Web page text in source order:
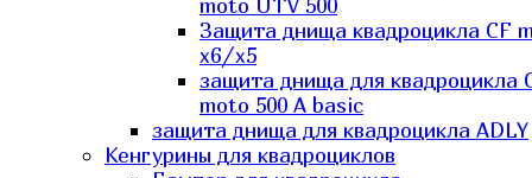
moto UTV 500
Защита днища квадроцикла СF
x6/x5
защита днища для квадроцикла
moto 500 A basic
защита днища для квадроцикла ADLY
Кенгурины для квадроциклов